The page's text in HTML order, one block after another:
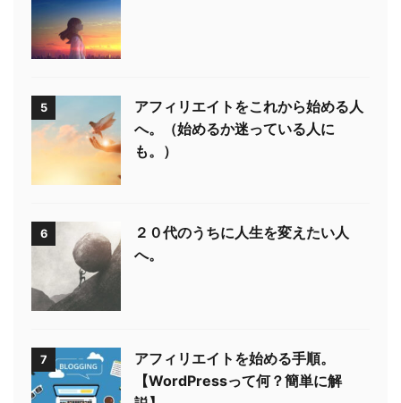
5
アフィリエイトをこれから始める人
へ。（始めるか迷っている人に
も。）
6
２０代のうちに人生を変えたい人
へ。
7
アフィリエイトを始める手順。
【WordPressって何？簡単に解